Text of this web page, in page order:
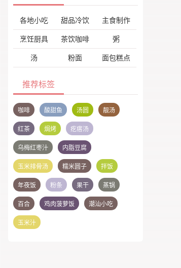
各地小吃 甜品冷饮 主食制作
烹饪厨具 茶饮咖啡 粥
汤 粉面 面包糕点
推荐标签
咖啡 酸甜鱼 汤圆 靓汤
红茶 焗烤 疙瘩汤
乌梅红枣汁 内脂豆腐
玉米排骨汤 糯米圆子 拌饭
年夜饭 粉条 果干 蒸锅
百合 鸡肉菠萝饭 潮汕小吃
玉米汁